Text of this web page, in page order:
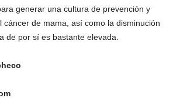
generar una cultura de prevención y
cáncer de mama, así como la disminución
de por sí es bastante elevada.